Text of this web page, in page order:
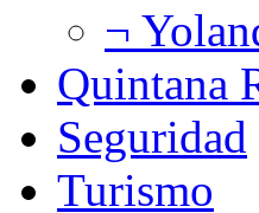
¬
Quintana
Seguridad
Turismo